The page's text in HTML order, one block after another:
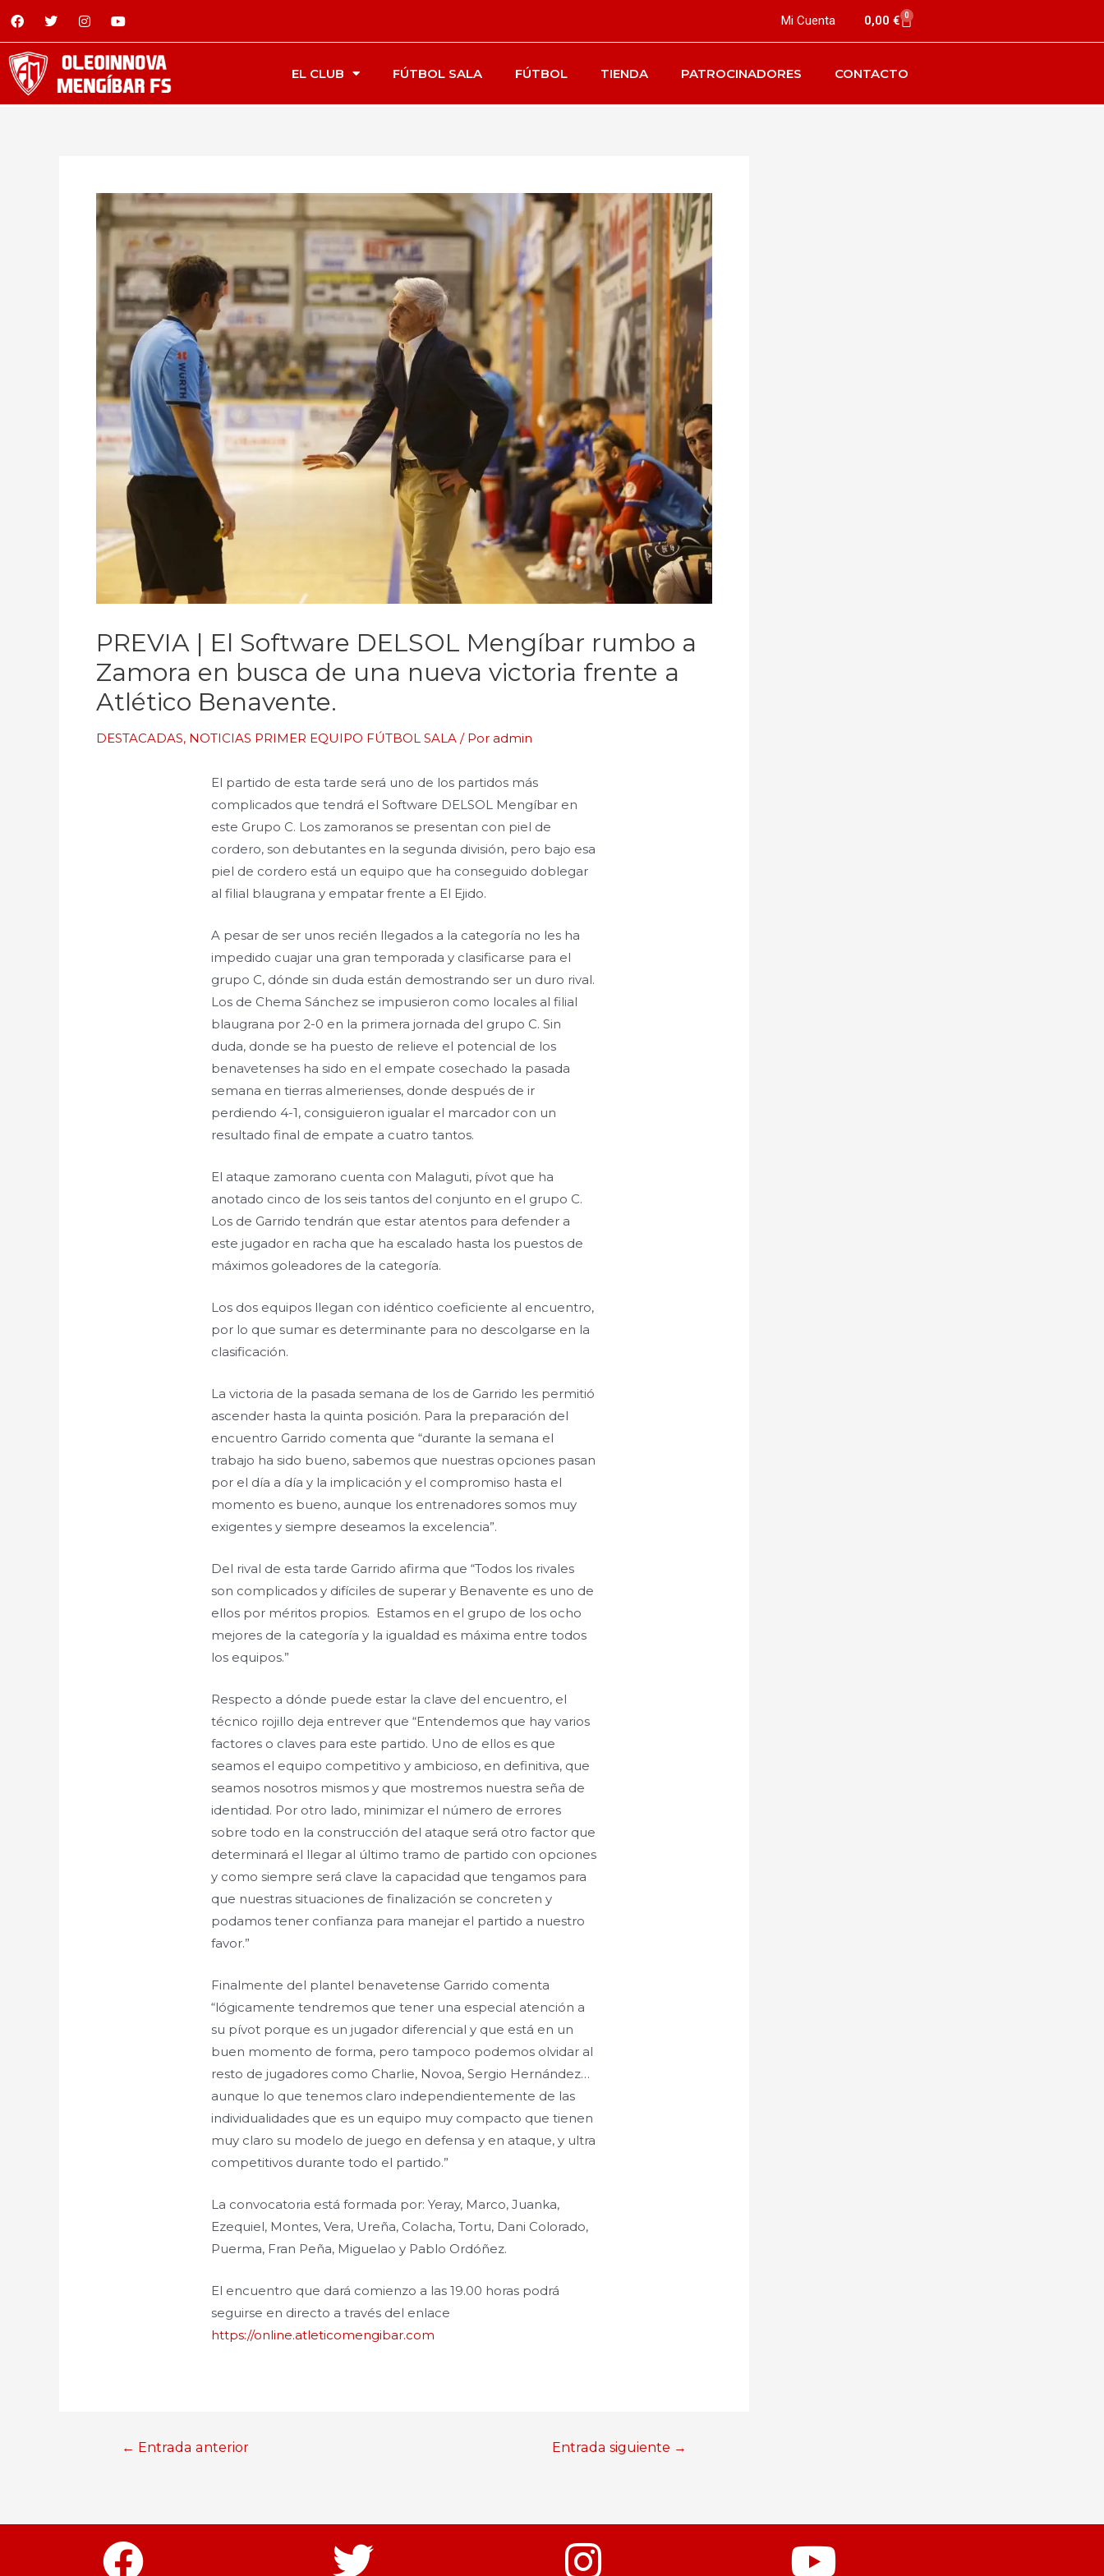
Mi Cuenta 0,00€ 0
EL CLUB FÚTBOL SALA FÚTBOL TIENDA PATROCINADORES CONTACTO
PREVIA | El Software DELSOL Mengíbar rumbo a
Zamora en busca de una nueva victoria frente a
Atlético Benavente.
DESTACADAS, NOTICIAS PRIMER EQUIPO FÚTBOL SALA / Por admin
El partido de esta tarde será uno de los partidos más
complicados que tendrá el Software DELSOL Mengíbar en
este Grupo C. Los zamoranos se presentan con piel de
cordero, son debutantes en la segunda división, pero bajo esa
piel de cordero está un equipo que ha conseguido doblegar
al filial blaugrana y empatar frente a El Ejido.
A pesar de ser unos recién llegados a la categoría no les ha
impedido cuajar una gran temporada y clasificarse para el
grupo C, dónde sin duda están demostrando ser un duro rival.
Los de Chema Sánchez se impusieron como locales al filial
blaugrana por 2-0 en la primera jornada del grupo C. Sin
duda, donde se ha puesto de relieve el potencial de los
benavetenses ha sido en el empate cosechado la pasada
semana en tierras almerienses, donde después de ir
perdiendo 4-1, consiguieron igualar el marcador con un
resultado final de empate a cuatro tantos.
El ataque zamorano cuenta con Malaguti, pívot que ha
anotado cinco de los seis tantos del conjunto en el grupo C.
Los de Garrido tendrán que estar atentos para defender a
este jugador en racha que ha escalado hasta los puestos de
máximos goleadores de la categoría.
Los dos equipos llegan con idéntico coeficiente al encuentro,
por lo que sumar es determinante para no descolgarse en la
clasificación.
La victoria de la pasada semana de los de Garrido les permitió
ascender hasta la quinta posición. Para la preparación del
encuentro Garrido comenta que “durante la semana el
trabajo ha sido bueno, sabemos que nuestras opciones pasan
por el día a día y la implicación y el compromiso hasta el
momento es bueno, aunque los entrenadores somos muy
exigentes y siempre deseamos la excelencia”.
Del rival de esta tarde Garrido afirma que “Todos los rivales
son complicados y difíciles de superar y Benavente es uno de
ellos por méritos propios. Estamos en el grupo de los ocho
mejores de la categoría y la igualdad es máxima entre todos
los equipos.”
Respecto a dónde puede estar la clave del encuentro, el
técnico rojillo deja entrever que “Entendemos que hay varios
factores o claves para este partido. Uno de ellos es que
seamos el equipo competitivo y ambicioso, en definitiva, que
seamos nosotros mismos y que mostremos nuestra seña de
identidad. Por otro lado, minimizar el número de errores
sobre todo en la construcción del ataque será otro factor que
determinará el llegar al último tramo de partido con opciones
y como siempre será clave la capacidad que tengamos para
que nuestras situaciones de finalización se concreten y
podamos tener confianza para manejar el partido a nuestro
favor.”
Finalmente del plantel benavetense Garrido comenta
“lógicamente tendremos que tener una especial atención a
su pívot porque es un jugador diferencial y que está en un
buen momento de forma, pero tampoco podemos olvidar al
resto de jugadores como Charlie, Novoa, Sergio Hernández…
aunque lo que tenemos claro independientemente de las
individualidades que es un equipo muy compacto que tienen
muy claro su modelo de juego en defensa y en ataque, y ultra
competitivos durante todo el partido.”
La convocatoria está formada por: Yeray, Marco, Juanka,
Ezequiel, Montes, Vera, Ureña, Colacha, Tortu, Dani Colorado,
Puerma, Fran Peña, Miguelao y Pablo Ordóñez.
El encuentro que dará comienzo a las 19.00 horas podrá
seguirse en directo a través del enlace
https://online.atleticomengibar.com
← Entrada anterior Entrada siguiente →